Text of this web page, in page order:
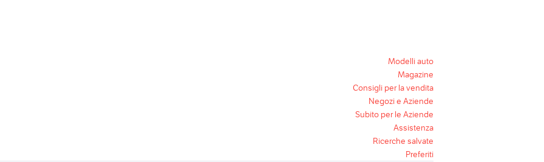
Modelli auto
Magazine
Consigli per la vendita
Negozi e Aziende
Subito per le Aziende
Assistenza
Ricerche salvate
Preferiti